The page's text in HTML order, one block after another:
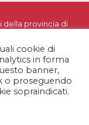
della provincia di
Dichiarazione di
cookie di
in forma
banner,
o proseguendo
sopraindicati.